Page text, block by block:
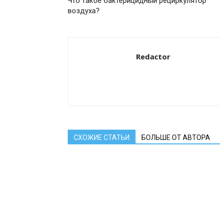
воздуха?
Redactor
СХОЖИЕ СТАТЬИ БОЛЬШЕ ОТ АВТОРА